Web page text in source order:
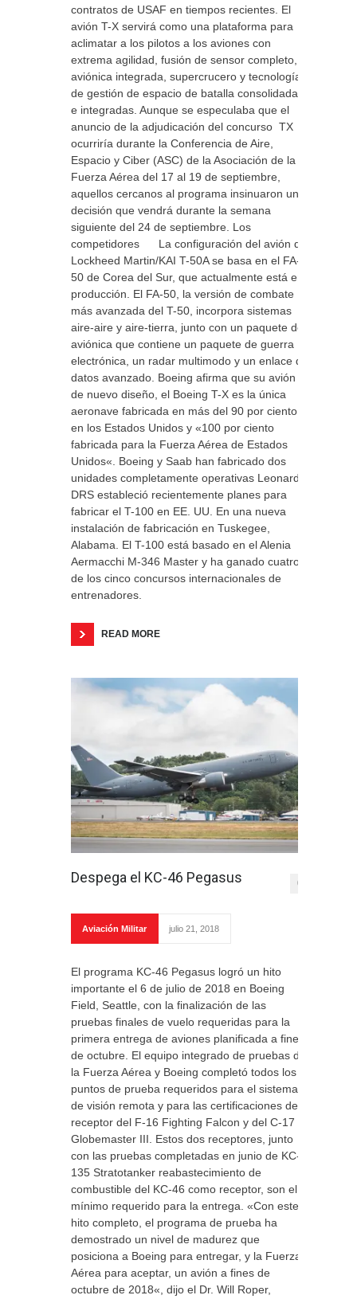
contratos de USAF en tiempos recientes. El
avión T-X servirá como una plataforma para
aclimatar a los pilotos a los aviones con
extrema agilidad, fusión de sensor completo,
aviónica integrada, supercrucero y tecnologías
de gestión de espacio de batalla consolidadas
e integradas. Aunque se especulaba que el
anuncio de la adjudicación del concurso TX
ocurriría durante la Conferencia de Aire,
Espacio y Ciber (ASC) de la Asociación de la
Fuerza Aérea del 17 al 19 de septiembre,
aquellos cercanos al programa insinuaron una
decisión que vendrá durante la semana
siguiente del 24 de septiembre. Los
competidores La configuración del avión de
Lockheed Martin/KAI T-50A se basa en el FA-
50 de Corea del Sur, que actualmente está en
producción. El FA-50, la versión de combate
más avanzada del T-50, incorpora sistemas
aire-aire y aire-tierra, junto con un paquete de
aviónica que contiene un paquete de guerra
electrónica, un radar multimodo y un enlace de
datos avanzado. Boeing afirma que su avión
de nuevo diseño, el Boeing T-X es la única
aeronave fabricada en más del 90 por ciento
en los Estados Unidos y «100 por ciento
fabricada para la Fuerza Aérea de Estados
Unidos«. Boeing y Saab han fabricado dos
unidades completamente operativas Leonardo
DRS estableció recientemente planes para
fabricar el T-100 en EE. UU. En una nueva
instalación de fabricación en Tuskegee,
Alabama. El T-100 está basado en el Alenia
Aermacchi M-346 Master y ha ganado cuatro
de los cinco concursos internacionales de
entrenadores.
READ MORE
Despega el KC-46 Pegasus 0
Aviación Militar julio 21, 2018
El programa KC-46 Pegasus logró un hito
importante el 6 de julio de 2018 en Boeing
Field, Seattle, con la finalización de las
pruebas finales de vuelo requeridas para la
primera entrega de aviones planificada a fines
de octubre. El equipo integrado de pruebas de
la Fuerza Aérea y Boeing completó todos los
puntos de prueba requeridos para el sistema
de visión remota y para las certificaciones del
receptor del F-16 Fighting Falcon y del C-17
Globemaster III. Estos dos receptores, junto
con las pruebas completadas en junio de KC-
135 Stratotanker reabastecimiento de
combustible del KC-46 como receptor, son el
mínimo requerido para la entrega. «Con este
hito completo, el programa de prueba ha
demostrado un nivel de madurez que
posiciona a Boeing para entregar, y la Fuerza
Aérea para aceptar, un avión a fines de
octubre de 2018«, dijo el Dr. Will Roper,